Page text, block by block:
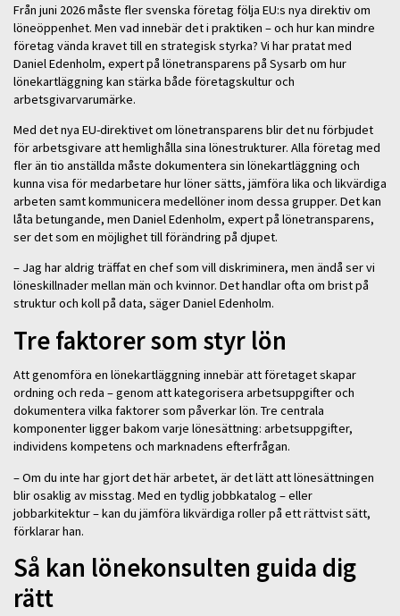
Från juni 2026 måste fler svenska företag följa EU:s nya direktiv om
löneöppenhet. Men vad innebär det i praktiken – och hur kan mindre
företag vända kravet till en strategisk styrka? Vi har pratat med
Daniel Edenholm, expert på lönetransparens på Sysarb om hur
lönekartläggning kan stärka både företagskultur och
arbetsgivarvarumärke.
Med det nya EU-direktivet om lönetransparens blir det nu förbjudet
för arbetsgivare att hemlighålla sina lönestrukturer. Alla företag med
fler än tio anställda måste dokumentera sin lönekartläggning och
kunna visa för medarbetare hur löner sätts, jämföra lika och likvärdiga
arbeten samt kommunicera medellöner inom dessa grupper. Det kan
låta betungande, men Daniel Edenholm, expert på lönetransparens,
ser det som en möjlighet till förändring på djupet.
– Jag har aldrig träffat en chef som vill diskriminera, men ändå ser vi
löneskillnader mellan män och kvinnor. Det handlar ofta om brist på
struktur och koll på data, säger Daniel Edenholm.
Tre faktorer som styr lön
Att genomföra en lönekartläggning innebär att företaget skapar
ordning och reda – genom att kategorisera arbetsuppgifter och
dokumentera vilka faktorer som påverkar lön. Tre centrala
komponenter ligger bakom varje lönesättning: arbetsuppgifter,
individens kompetens och marknadens efterfrågan.
– Om du inte har gjort det här arbetet, är det lätt att lönesättningen
blir osaklig av misstag. Med en tydlig jobbkatalog – eller
jobbarkitektur – kan du jämföra likvärdiga roller på ett rättvist sätt,
förklarar han.
Så kan lönekonsulten guida dig
rätt